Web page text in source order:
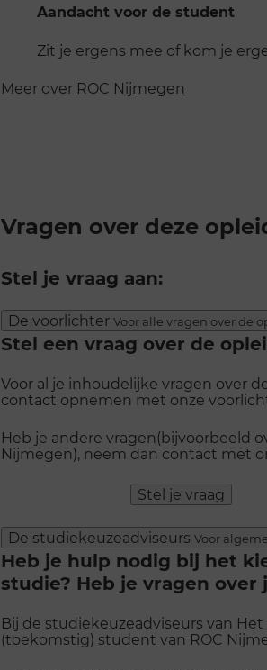
Aandacht voor de student
Zit je ergens mee of kom je
Meer over ROC Nijmegen
Vragen over deze
Stel je vraag aan:
De voorlichter Voor alle vragen over de
Stel een vraag over de
Voor al je inhoudelijke vragen over
contact opnemen met onze
Heb je andere vragen(bijvoorbeeld
Nijmegen), neem dan contact met
Stel je vraag
De studiekeuzeadviseurs Voor
Heb je hulp nodig bij het
studie? Heb je vragen over
Bij de studiekeuzeadviseurs van
(toekomstig) student van ROC